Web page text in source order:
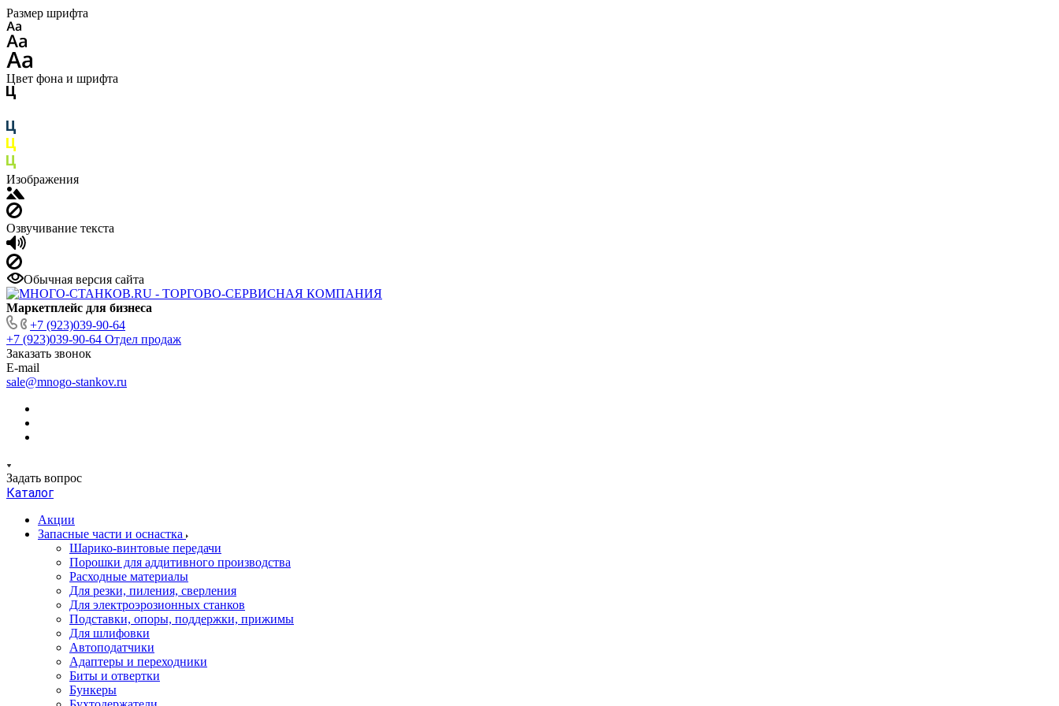
Размер шрифта
Цвет фона и шрифта
Изображения
Озвучивание текста
Обычная версия сайта
Маркетплейс для бизнеса
+7 (923)039-90-64
+7 (923)039-90-64 Отдел продаж
Заказать звонок
E-mail
sale@mnogo-stankov.ru
Задать вопрос
Каталог
Акции
Запасные части и оснастка
Шарико-винтовые передачи
Порошки для аддитивного производства
Расходные материалы
Для резки, пиления, сверления
Для электроэрозионных станков
Подставки, опоры, поддержки, прижимы
Для шлифовки
Автоподатчики
Адаптеры и переходники
Биты и отвертки
Бункеры